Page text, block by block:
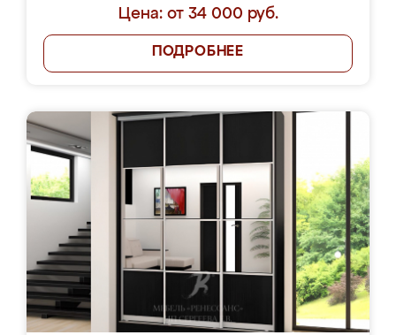
Цена: от 34 000 руб.
ПОДРОБНЕЕ